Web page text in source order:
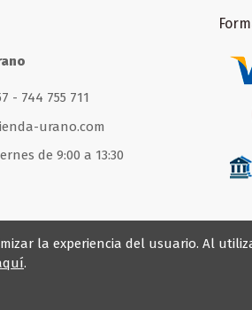
- 744 755 711
urano.com
de 9:00 a 13:30
la experiencia del usuario. Al
.